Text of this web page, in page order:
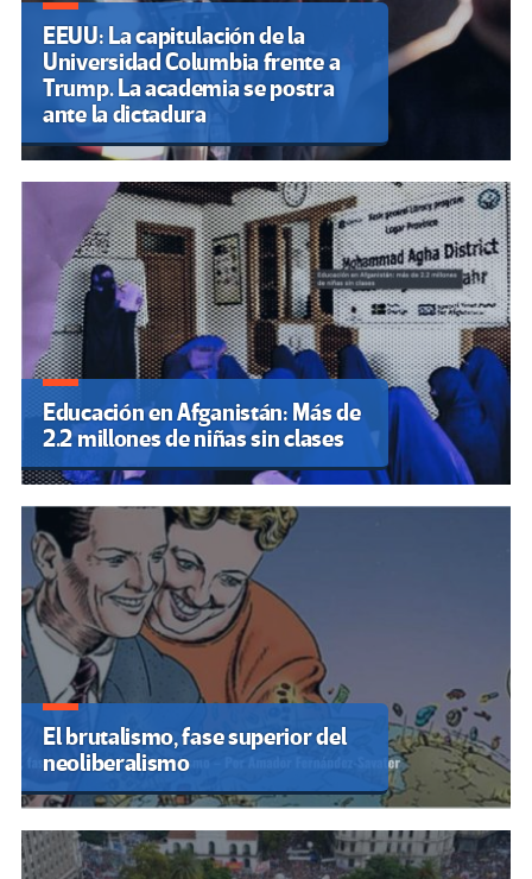
EEUU: La capitulación de la
Universidad Columbia frente a
Trump. La academia se postra
ante la dictadura
Educación en Afganistán: Más de
2.2 millones de niñas sin clases
El brutalismo, fase superior del
neoliberalismo